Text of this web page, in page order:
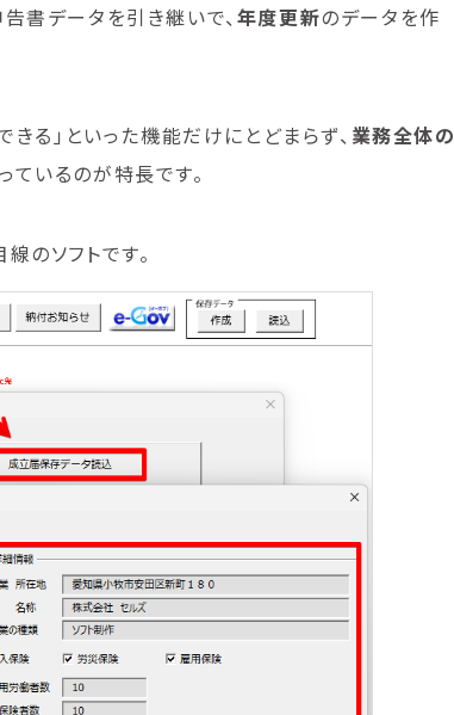
書データを引き継いで、 年度更新のデータを作
きる」といった機能だけにとどまらず、 業務全体の
ているのが特長です。
のソフトです。